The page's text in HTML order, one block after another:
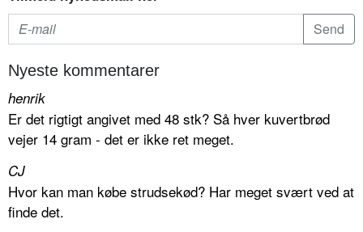
Nyeste kommentarer
henrik
Er det rigtigt angivet med 48 stk? Så hver kuvertbrød
vejer 14 gram - det er ikke ret meget.
CJ
Hvor kan man købe strudsekød? Har meget svært ved at
finde det.